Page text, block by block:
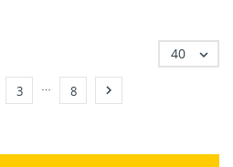
40 
3 … 8 